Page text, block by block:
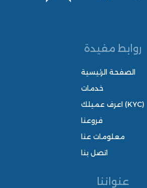
روابط مفيدة
الصفحة الرئيسية
خدمات
اعرف عميلك (KYC)
فروعنا
معلومات عنا
اتصل بنا
عنواننا